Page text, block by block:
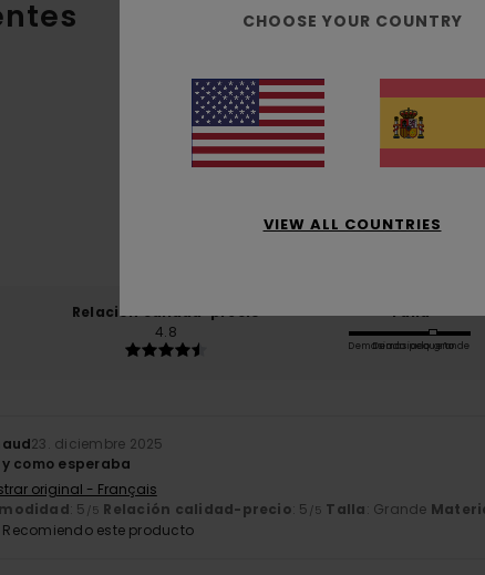
Puntuación media
4.8/5
4 reseñas verificadasdesde
Relación calidad-precio
4.8
Talla
Demasiado pequeño
Demasiado grande
23. diciembre 2025
como esperaba
original - Français
: 5 /5 Relación calidad-precio: 5 /5 Talla: Grande
Recomiendo este producto
CHOOSE YOUR COUNTRY
VIEW ALL COUNTRIES